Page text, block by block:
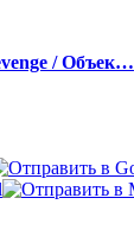
/ Объек…